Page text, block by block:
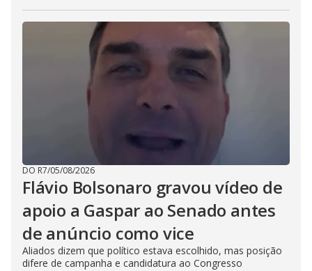
DO R7/05/08/2026
Flávio Bolsonaro gravou vídeo de
apoio a Gaspar ao Senado antes
de anúncio como vice
Aliados dizem que político estava escolhido, mas posição
difere de campanha e candidatura ao Congresso